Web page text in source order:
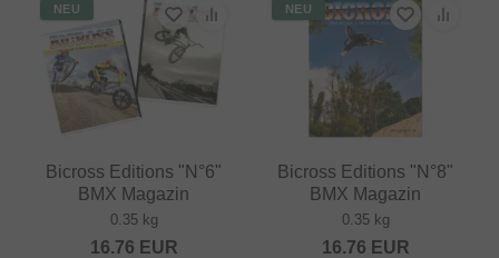
NEU
Bicross Editions "N°6"
BMX Magazin
0.35 kg
16.76 EUR
NEU
Bicross Editions "N°8"
BMX Magazin
0.35 kg
16.76 EUR